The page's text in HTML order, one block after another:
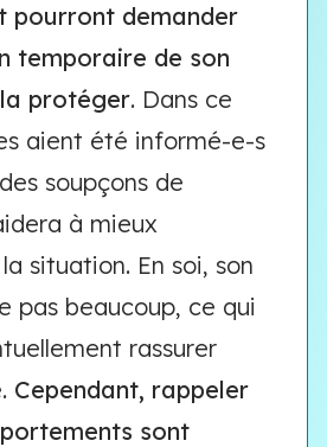
pourront demander
temporaire de son
protéger. Dans ce
aient été informé-e-s
soupçons de
à mieux
situation. En soi, son
pas beaucoup, ce qui
rassurer
Cependant, rappeler
sont